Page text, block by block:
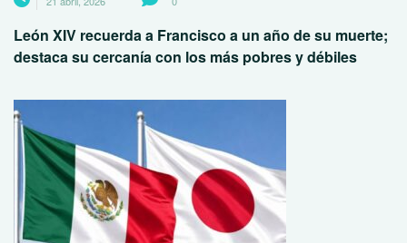
León XIV recuerda a Francisco a un año de su muerte;
destaca su cercanía con los más pobres y débiles